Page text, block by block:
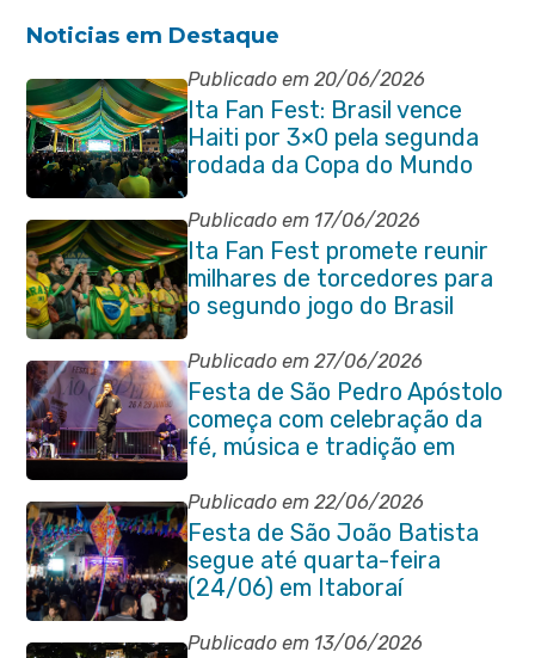
Noticias em Destaque
Publicado em 20/06/2026
Ita Fan Fest: Brasil vence
Haiti por 3×0 pela segunda
rodada da Copa do Mundo
Publicado em 17/06/2026
Ita Fan Fest promete reunir
milhares de torcedores para
o segundo jogo do Brasil
Publicado em 27/06/2026
Festa de São Pedro Apóstolo
começa com celebração da
fé, música e tradição em
Venda das Pedras
Publicado em 22/06/2026
Festa de São João Batista
segue até quarta-feira
(24/06) em Itaboraí
Publicado em 13/06/2026